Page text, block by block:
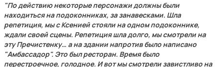
"По действию некоторые персонажи должны были
находиться на подоконниках, за занавесками. Шла
репетиция, мы с Ксенией стояли на одном подоконнике,
ждали своей сцены. Репетиция шла долго, мы смотрели на
эту Пречистенку… а на здании напротив было написано
"Амбассадор". Это был ресторан. Время было
перестроечное, голодное. И вот мы смотрели завистливо на